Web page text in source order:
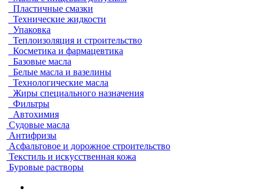
Пластичные смазки
Технические жидкости
Упаковка
Теплоизоляция и строительство
Косметика и фармацевтика
Базовые масла
Белые масла и вазелины
Технологические масла
Жиры специального назначения
Фильтры
Автохимия
Судовые масла
Антифризы
Асфальтовое и дорожное строительство
Текстиль и искусственная кожа
Буровые растворы